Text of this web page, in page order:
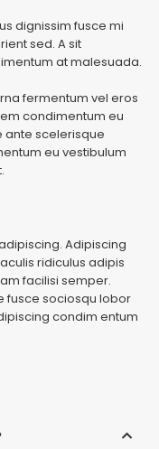
dignissim fusce mi
sed. A sit
at malesuada.
fermentum vel eros
condimentum eu
ante scelerisque
eu vestibulum
Adipiscing
ridiculus adipis
facilisi semper.
fusce sociosqu lobor
condim entum